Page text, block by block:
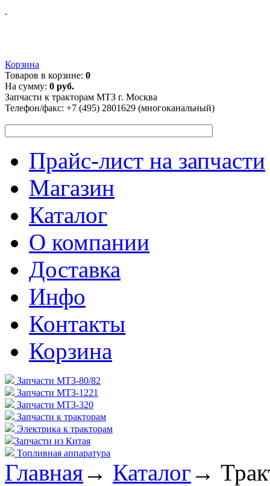
Корзина
Товаров в корзине: 0
На сумму: 0 руб.
Запчасти к тракторам МТЗ г. Москва
Телефон/факс: +7 (495) 2801629 (многоканальный)
Прайс-лист на запчасти
Магазин
Каталог
О компании
Доставка
Инфо
Контакты
Корзина
Запчасти МТЗ-80/82
Запчасти МТЗ-1221
Запчасти МТЗ-320
Запчасти к тракторам
Электрика к тракторам
Запчасти из Китая
Топливная аппаратура
Главная→ Каталог →